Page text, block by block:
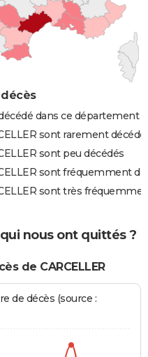
décès
dans ce département
sont rarement
sont peu décédés
sont fréquemment
sont très
nous ont quittés ?
de CARCELLER
de décès (source :